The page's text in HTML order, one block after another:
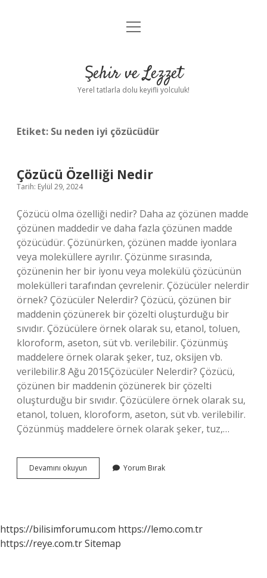
Anasayfa
Yasal Uyarı
menüyü
Şehir ve Lezzet
Yerel tatlarla dolu keyifli yolculuk!
Etiket: Su neden iyi çözücüdür
Çözücü Özelliği Nedir
Tarih: Eylül 29, 2024
Çözücü olma özelliği nedir? Daha az çözünen madde
çözünen maddedir ve daha fazla çözünen madde
çözücüdür. Çözünürken, çözünen madde iyonlara
veya moleküllere ayrılır. Çözünme sırasında,
çözünenin her bir iyonu veya molekülü çözücünün
molekülleri tarafından çevrelenir. Çözücüler nelerdir
örnek? Çözücüler Nelerdir? Çözücü, çözünen bir
maddenin çözünerek bir çözelti oluşturduğu bir
sıvıdır. Çözücülere örnek olarak su, etanol, toluen,
kloroform, aseton, süt vb. verilebilir. Çözünmüş
maddelere örnek olarak şeker, tuz, oksijen vb.
verilebilir.8 Ağu 2015Çözücüler Nelerdir? Çözücü,
çözünen bir maddenin çözünerek bir çözelti
oluşturduğu bir sıvıdır. Çözücülere örnek olarak su,
etanol, toluen, kloroform, aseton, süt vb. verilebilir.
Çözünmüş maddelere örnek olarak şeker, tuz,…
Devamını okuyun
Özelliği
Yorum Bırak
https://bilisimforumu.com https://lemo.com.tr
https://reye.com.trSitemap